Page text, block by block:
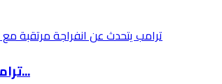
ترامب يتحدث عن انفراجة مرتقبة مع إيران خلال 4...